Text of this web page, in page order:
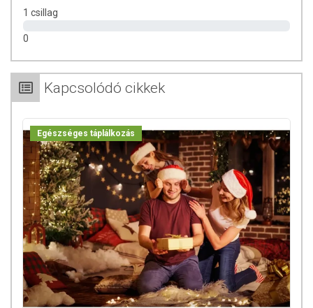
1 csillag
0
Kapcsolódó cikkek
Egészséges táplálkozás